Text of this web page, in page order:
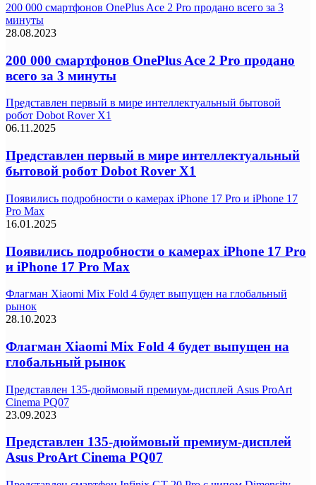
200 000 смартфонов OnePlus Ace 2 Pro продано всего за 3
минуты
28.08.2023
200 000 смартфонов OnePlus Ace 2 Pro продано
всего за 3 минуты
Представлен первый в мире интеллектуальный бытовой
робот Dobot Rover X1
06.11.2025
Представлен первый в мире интеллектуальный
бытовой робот Dobot Rover X1
Появились подробности о камерах iPhone 17 Pro и iPhone 17
Pro Max
16.01.2025
Появились подробности о камерах iPhone 17 Pro
и iPhone 17 Pro Max
Флагман Xiaomi Mix Fold 4 будет выпущен на глобальный
рынок
28.10.2023
Флагман Xiaomi Mix Fold 4 будет выпущен на
глобальный рынок
Представлен 135-дюймовый премиум-дисплей Asus ProArt
Cinema PQ07
23.09.2023
Представлен 135-дюймовый премиум-дисплей
Asus ProArt Cinema PQ07